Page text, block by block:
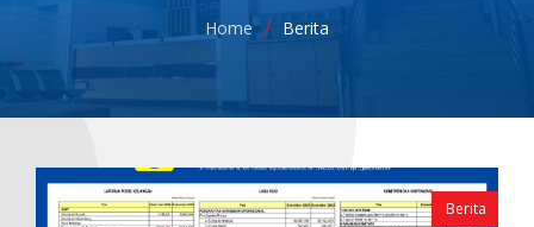
Tentang Kami
Produk
Informasi
Home Berita
Berita